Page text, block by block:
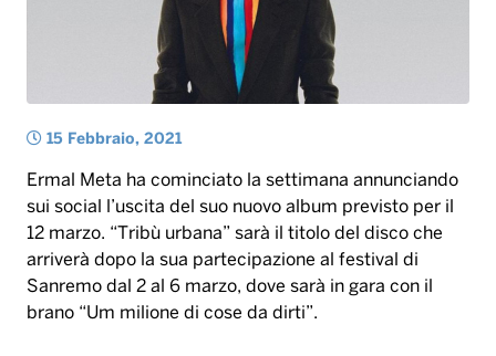
15 Febbraio, 2021
Ermal Meta ha cominciato la settimana annunciando
sui social l’uscita del suo nuovo album previsto per il
12 marzo. “Tribù urbana” sarà il titolo del disco che
arriverà dopo la sua partecipazione al festival di
Sanremo dal 2 al 6 marzo, dove sarà in gara con il
brano “Um milione di cose da dirti”.